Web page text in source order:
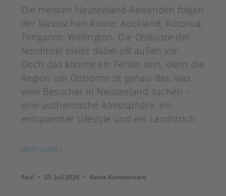
Die meisten Neuseeland-Reisenden folgen
der klassischen Route: Auckland, Rotorua,
Tongariro, Wellington. Die Ostküste der
Nordinsel bleibt dabei oft außen vor.
Doch das könnte ein Fehler sein, denn die
Region um Gisborne ist genau das, was
viele Besucher in Neuseeland suchen –
eine authentische Atmosphäre, ein
entspannter Lifestyle und ein Landstrich
MEHR LESEN »
Paul 25. Juli 2026 Keine Kommentare